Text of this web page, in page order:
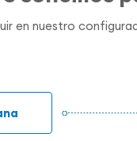
en nuestro